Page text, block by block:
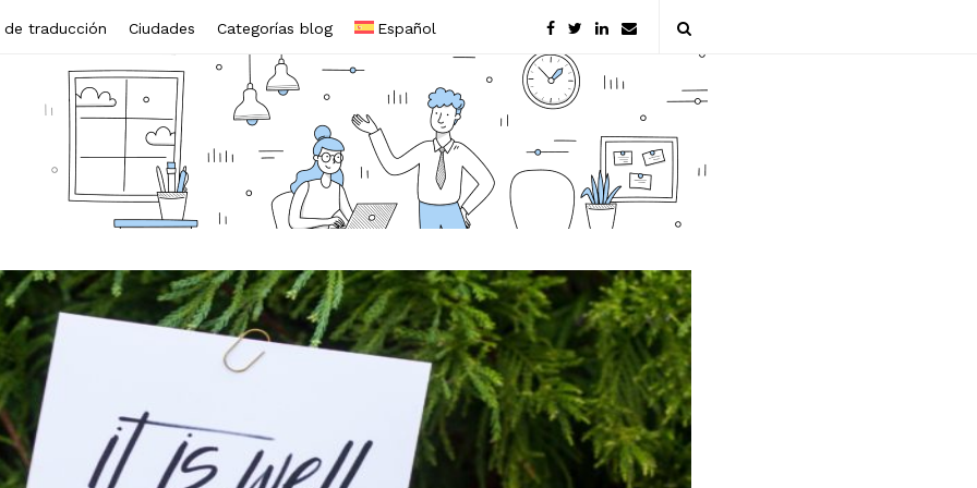
de traducción Ciudades Categorías blog Español